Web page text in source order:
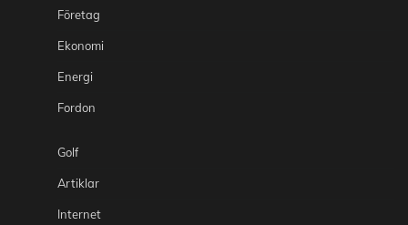
Företag
Ekonomi
Energi
Fordon
Golf
Artiklar
Internet